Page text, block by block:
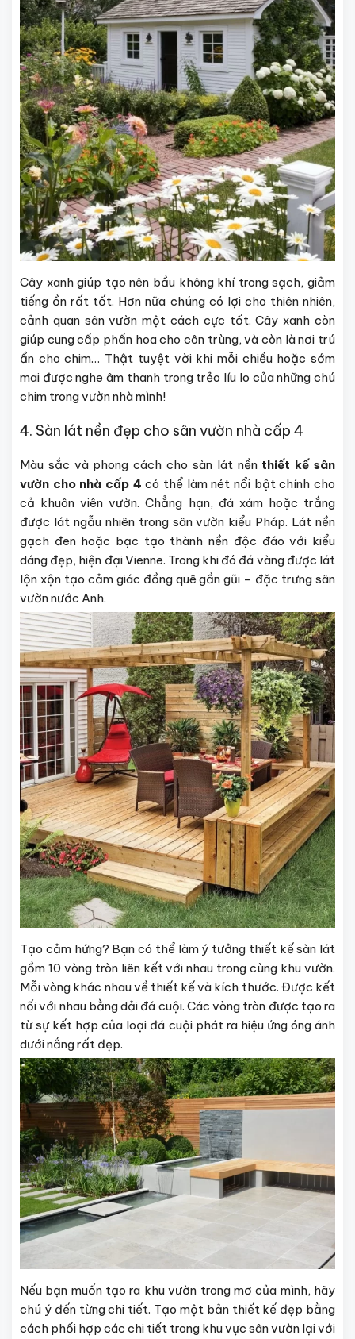
Cây xanh giúp tạo nên bầu không khí trong sạch, giảm
tiếng ồn rất tốt. Hơn nữa chúng có lợi cho thiên nhiên,
cảnh quan sân vườn một cách cực tốt. Cây xanh còn
giúp cung cấp phấn hoa cho côn trùng, và còn là nơi trú
ẩn cho chim… Thật tuyệt vời khi mỗi chiều hoặc sớm
mai được nghe âm thanh trong trẻo líu lo của những chú
chim trong vườn nhà mình!
4. Sàn lát nền đẹp cho sân vườn nhà cấp 4
Màu sắc và phong cách cho sàn lát nền thiết kế sân
vườn cho nhà cấp 4có thể làm nét nổi bật chính cho
cả khuôn viên vườn. Chẳng hạn, đá xám hoặc trắng
được lát ngẫu nhiên trong sân vườn kiểu Pháp. Lát nền
gạch đen hoặc bạc tạo thành nền độc đáo với kiểu
dáng đẹp, hiện đại Vienne. Trong khi đó đá vàng được lát
lộn xộn tạo cảm giác đồng quê gần gũi – đặc trưng sân
vườn nước Anh.
Tạo cảm hứng? Bạn có thể làm ý tưởng thiết kế sàn lát
gồm 10 vòng tròn liên kết với nhau trong cùng khu vườn.
Mỗi vòng khác nhau về thiết kế và kích thước. Được kết
nối với nhau bằng dải đá cuội. Các vòng tròn được tạo ra
từ sự kết hợp của loại đá cuội phát ra hiệu ứng óng ánh
dưới nắng rất đẹp.
Nếu bạn muốn tạo ra khu vườn trong mơ của mình, hãy
chú ý đến từng chi tiết. Tạo một bản thiết kế đẹp bằng
cách phối hợp các chi tiết trong khu vực sân vườn lại với